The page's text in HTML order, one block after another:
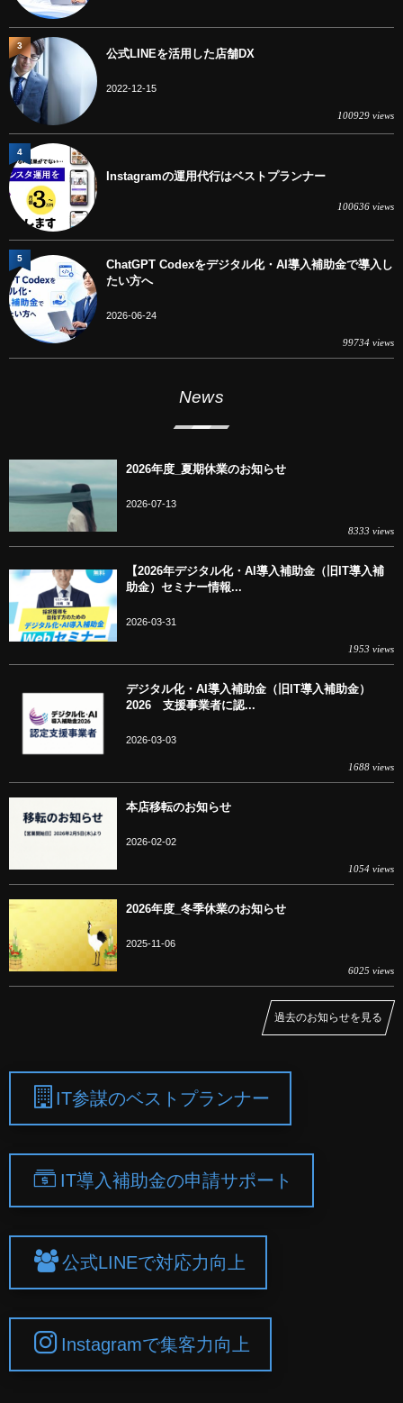
公式LINEを活用した店舗DX
2022-12-15
100929 views
3
Instagramの運用代行はベストプランナー
100636 views
4
ChatGPT Codexをデジタル化・AI導入補助金で導入し
たい方へ
2026-06-24
99734 views
5
News
2026年度_夏期休業のお知らせ
2026-07-13
8333 views
【2026年デジタル化・AI導入補助金（旧IT導入補
助金）セミナー情報...
2026-03-31
1953 views
デジタル化・AI導入補助金（旧IT導入補助金）
2026 支援事業者に認...
2026-03-03
1688 views
本店移転のお知らせ
2026-02-02
1054 views
2026年度_冬季休業のお知らせ
2025-11-06
6025 views
過去のお知らせを見る
IT参謀のベストプランナー
IT導入補助金の申請サポート
公式LINEで対応力向上
Instagramで集客力向上